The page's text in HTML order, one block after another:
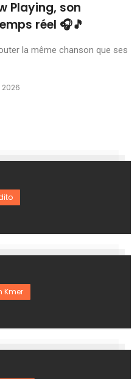
Playing, son
réel 🎧🎵
la même chanson que ses
Kmer